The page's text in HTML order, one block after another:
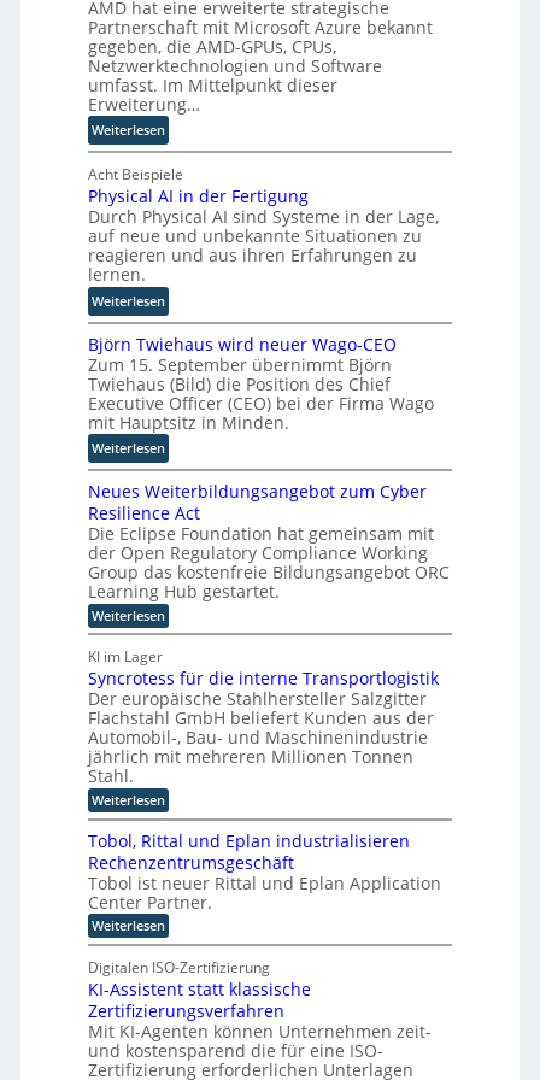
e
r
-
H
e
r
s
e
l
l
e
r
n
l
c
h
e
R
o
l
l
e
e
i
n
M
E
S
d
a
b
e
i
s
p
e
l
t
d
u
s
t
r
i
a
A
I
i
n
A
P
W
i
e
s
a
u
b
e
r
e
D
a
t
e
K
I
-
P
r
o
j
e
e
i
n
d
e
r
I
n
d
AMD hat eine erweiterte strategische
Partnerschaft mit Microsoft Azure bekannt
gegeben, die AMD-GPUs, CPUs,
Netzwerktechnologien und Software
umfasst. Im Mittelpunkt dieser
Erweiterung…
Weiterlesen:
A
M
D
u
n
d
i
c
r
o
s
o
f
t
k
o
o
p
e
r
i
e
e
n
Acht Beispiele
Physical AI in der Fertigung
Durch Physical AI sind Systeme in der Lage,
auf neue und unbekannte Situationen zu
reagieren und aus ihren Erfahrungen zu
lernen.
Weiterlesen:
P
h
y
s
c
a
l
A
I
i
n
d
e
r
r
t
i
g
n
g
Björn Twiehaus wird neuer Wago-CEO
Zum 15. September übernimmt Björn
Twiehaus (Bild) die Position des Chief
Executive Officer (CEO) bei der Firma Wago
mit Hauptsitz in Minden.
Weiterlesen:
B
j
ö
r
n
T
w
i
a
u
s
w
r
d
n
e
u
e
r
W
a
g
o
-
C
E
Neues Weiterbildungsangebot zum Cyber
Resilience Act
Die Eclipse Foundation hat gemeinsam mit
der Open Regulatory Compliance Working
Group das kostenfreie Bildungsangebot ORC
Learning Hub gestartet.
Weiterlesen:
N
e
s
W
e
i
t
r
b
i
l
d
u
n
g
s
a
n
g
e
b
o
t
z
KI im Lager
Syncrotess für die interne Transportlogistik
Der europäische Stahlhersteller Salzgitter
Flachstahl GmbH beliefert Kunden aus der
Automobil-, Bau- und Maschinenindustrie
jährlich mit mehreren Millionen Tonnen
Stahl.
Weiterlesen:
S
y
n
c
r
o
t
e
s
s
f
ü
r
d
i
e
Tobol, Rittal und Eplan industrialisieren
Rechenzentrumsgeschäft
Tobol ist neuer Rittal und Eplan Application
Center Partner.
Weiterlesen:
T
o
b
o
l
,
R
i
t
Digitalen ISO-Zertifizierung
KI-Assistent statt klassische
Zertifizierungsverfahren
Mit KI-Agenten können Unternehmen zeit-
und kostensparend die für eine ISO-
Zertifizierung erforderlichen Unterlagen